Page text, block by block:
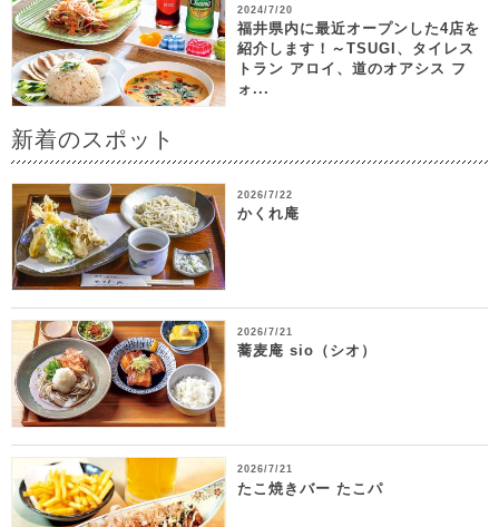
2024/7/20
福井県内に最近オープンした4店を
紹介します！～TSUGI、タイレス
トラン アロイ、道のオアシス フ
ォ...
新着のスポット
2026/7/22
かくれ庵
2026/7/21
蕎麦庵 sio（シオ）
2026/7/21
たこ焼きバー たこパ